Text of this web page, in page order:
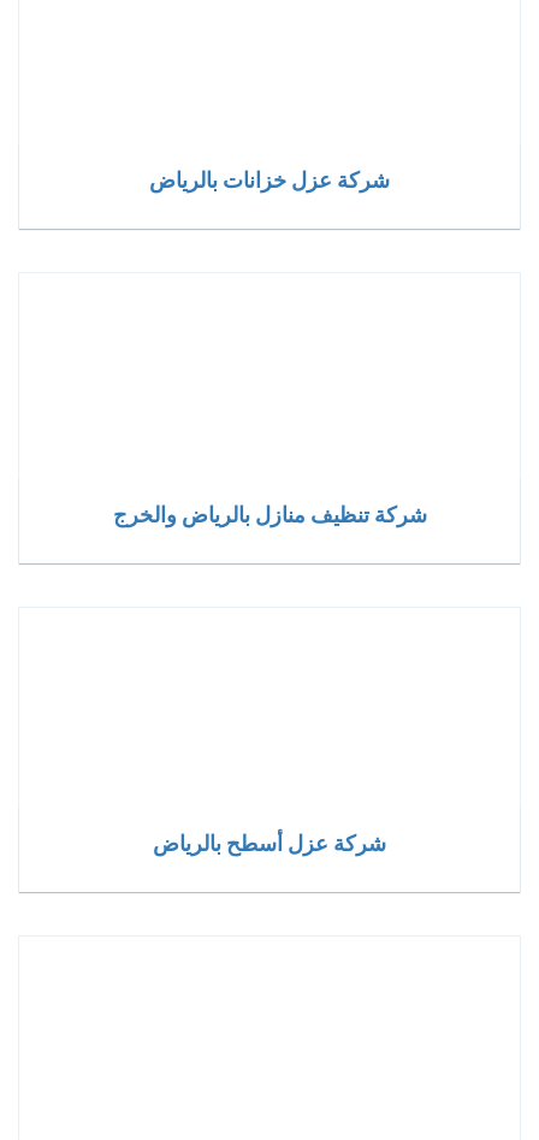
شركة عزل خزانات بالرياض
شركة تنظيف منازل بالرياض والخرج
شركة عزل أسطح بالرياض